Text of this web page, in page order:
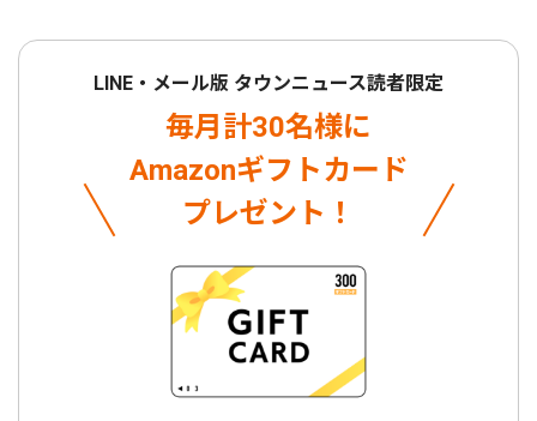
LINE・メール版 タウンニュース読者限定
毎月計30名様に
Amazonギフトカード
プレゼント！